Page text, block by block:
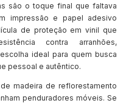
são o toque final que faltava
impressão e papel adesivo
de proteção em vinil que
contra arranhões,
ideal para quem busca
pessoal e autêntico.
madeira de reflorestamento
penduradores móveis. Se